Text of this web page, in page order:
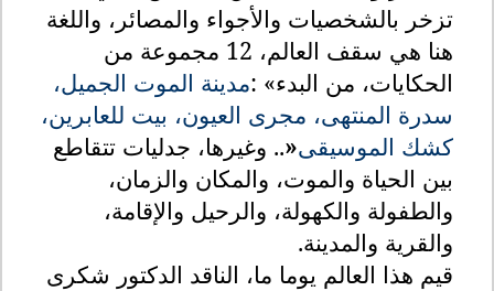
تزخر بالشخصيات والأجواء والمصائر، واللغة
هنا هي سقف العالم، 12 مجموعة من
الحكايات، من البدء: «مدينة الموت الجميل،
سدرة المنتهى، مجرى العيون، بيت للعابرين،
كشك الموسيقى»
.. وغيرها، جدليات تتقاطع
بين الحياة والموت، والمكان والزمان،
والطفولة والكهولة، والرحيل والإقامة،
والقرية والمدينة.
قيم هذا العالم يوما ما، الناقد الدكتور شكرى